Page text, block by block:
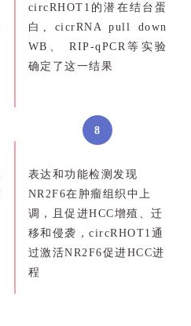
circRHOT1的潜在结台蛋
白, cicrRNA pull down
WB
、RIP-qPCR 等实验
确定了这一结果
8
表达和功能检测发现
NR2F6在肿瘤组织中上
调，且促进HCC增殖、迁
移和侵袭，circRHOT1通
过激活NR2F6促进HCC进
程